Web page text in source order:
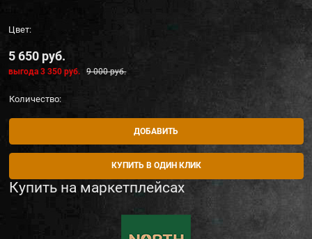
Цвет:
9 000 руб.
5 650 руб.
выгода 3 350 руб.
Количество:
ДОБАВИТЬ
КУПИТЬ В ОДИН КЛИК
Купить на маркетплейсах